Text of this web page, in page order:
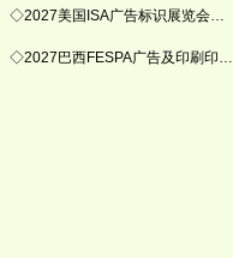
◇2027美国ISA广告标识展览会…
◇2027巴西FESPA广告及印刷印…